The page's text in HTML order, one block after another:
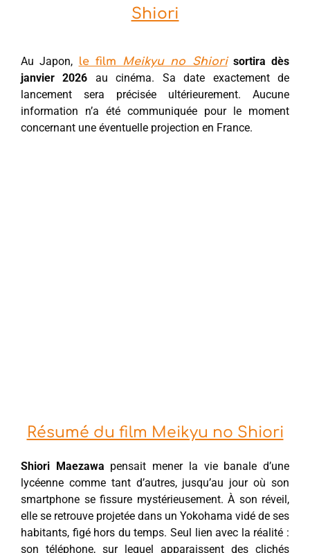
Shiori
Au Japon, le film Meikyu no Shiorisortira dès
janvier 2026 au cinéma. Sa date exactement de
lancement sera précisée ultérieurement. Aucune
information n’a été communiquée pour le moment
concernant une éventuelle projection en France.
Résumé du film Meikyu no Shiori
Shiori Maezawa pensait mener la vie banale d’une
lycéenne comme tant d’autres, jusqu’au jour où son
smartphone se fissure mystérieusement. À son réveil,
elle se retrouve projetée dans un Yokohama vidé de ses
habitants, figé hors du temps. Seul lien avec la réalité :
son téléphone, sur lequel apparaissent des clichés